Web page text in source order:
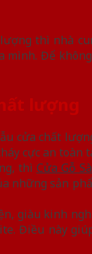
thì nhà
mình. Để
lượng
cửa chất
cực an toàn
thì Cửa Gỗ
những sản
giàu kinh
Điều này